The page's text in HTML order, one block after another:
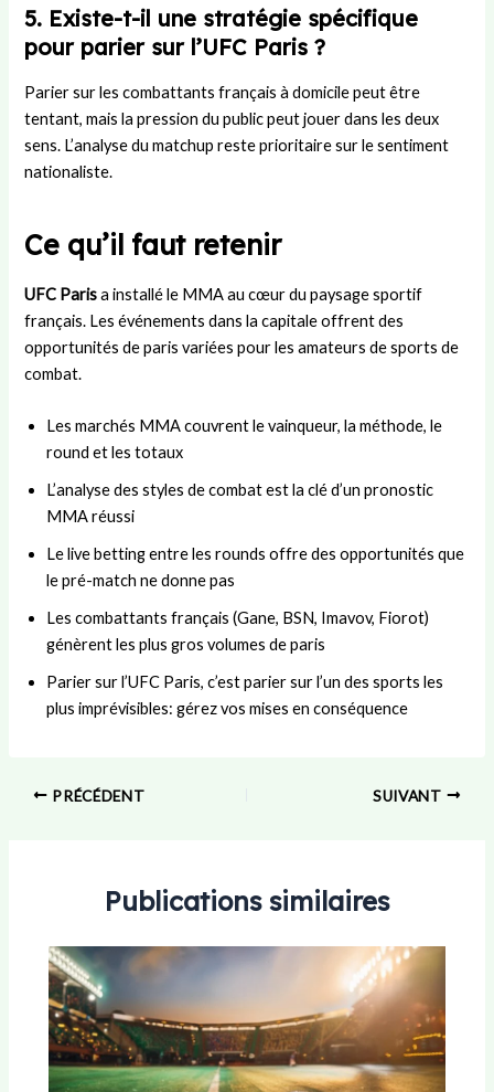
5. Existe-t-il une stratégie spécifique
pour parier sur l’UFC Paris ?
Parier sur les combattants français à domicile peut être
tentant, mais la pression du public peut jouer dans les deux
sens. L’analyse du matchup reste prioritaire sur le sentiment
nationaliste.
Ce qu’il faut retenir
UFC Parisa installé le MMA au cœur du paysage sportif
français. Les événements dans la capitale offrent des
opportunités de paris variées pour les amateurs de sports de
combat.
Les marchés MMA couvrent le vainqueur, la méthode, le
round et les totaux
L’analyse des styles de combat est la clé d’un pronostic
MMA réussi
Le live betting entre les rounds offre des opportunités que
le pré-match ne donne pas
Les combattants français (Gane, BSN, Imavov, Fiorot)
génèrent les plus gros volumes de paris
Parier sur l’UFC Paris, c’est parier sur l’un des sports les
plus imprévisibles: gérez vos mises en conséquence
PRÉCÉDENT SUIVANT
Publications similaires